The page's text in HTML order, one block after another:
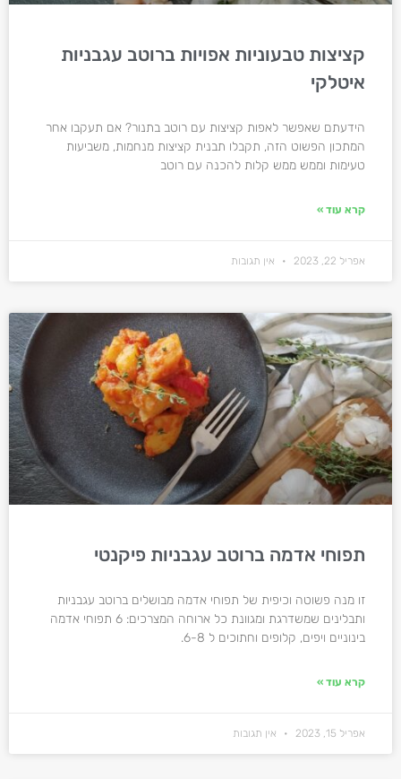
קציצות טבעוניות אפויות ברוטב עגבניות
איטלקי
הידעתם שאפשר לאפות קציצות עם רוטב בתנור? אם תעקבו אחר
המתכון הפשוט הזה, תקבלו תבנית קציצות מנחמות, משביעות
טעימות וממש ממש קלות להכנה עם רוטב
קרא עוד »
אפריל 22, 2023 אין תגובות
תפוחי אדמה ברוטב עגבניות פיקנטי
זו מנה פשוטה וכיפית של תפוחי אדמה מבושלים ברוטב עגבניות
ותבלינים שמשדרגת ומגוונת כל ארוחה המצרכים: 6 תפוחי אדמה
בינוניים ויפים, קלופים וחתוכים ל 6-8.
קרא עוד »
אפריל 15, 2023 אין תגובות